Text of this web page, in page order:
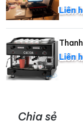
Liên
Liên
Chia sẻ